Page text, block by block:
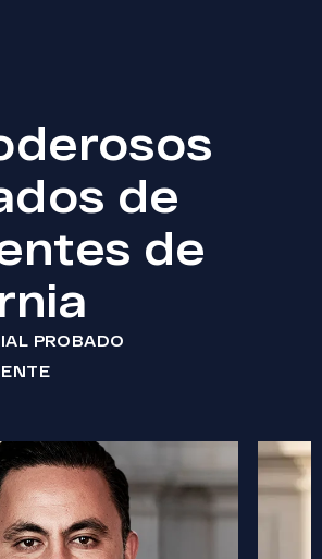
de
de
PROBADO